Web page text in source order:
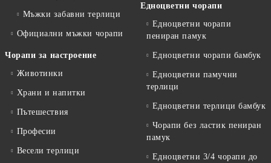
Мъжки забавни терлици
Официални мъжки чорапи
Чорапи за настроение
Животинки
Храни и напитки
Пътешествия
Професии
Весели терлици
Едноцветни чорапи
Едноцветни чорапи
пениран памук
Едноцветни чорапи бамбук
Едноцветни памучни
терлици
Едноцветни терлици бамбук
Чорапи без ластик пениран
памук
Едноцветни 3/4 чорапи до